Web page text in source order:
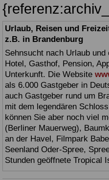
Urlaub, Reisen und
z.B. in Brandenburg
Sehnsucht nach Urlaub
Hotel, Gasthof, Pension,
Unterkunft. Die Website
als 6.000 Gastgeber in
auch Gastgeber rund um
mit dem legendären
können Sie aber noch viel
(Berliner Mauerweg),
an der Havel, Filmpark
Seenland Oder-Spree,
Stunden geöffnete Tropical